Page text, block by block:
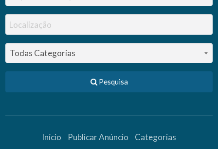
Pesquisa
Início Publicar Anúncio Categorias